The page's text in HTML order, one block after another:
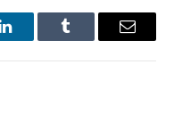
LinkedInTumblr Email